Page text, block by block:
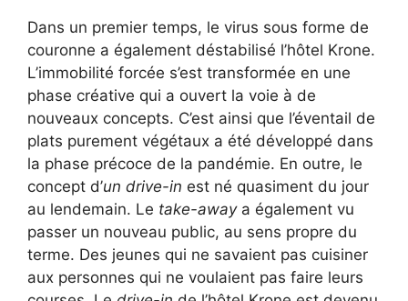
Dans un premier temps, le virus sous forme de
couronne a également déstabilisé l’hôtel Krone.
L’immobilité forcée s’est transformée en une
phase créative qui a ouvert la voie à de
nouveaux concepts. C’est ainsi que l’éventail de
plats purement végétaux a été développé dans
la phase précoce de la pandémie. En outre, le
concept d’un drive-in est né quasiment du jour
au lendemain. Le take-awaya également vu
passer un nouveau public, au sens propre du
terme. Des jeunes qui ne savaient pas cuisiner
aux personnes qui ne voulaient pas faire leurs